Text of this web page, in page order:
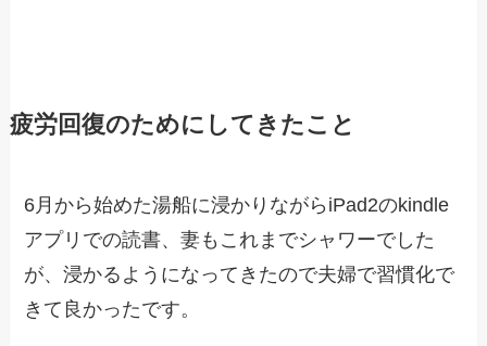
疲労回復のためにしてきたこと
6月から始めた湯船に浸かりながらiPad2のkindle
アプリでの読書、妻もこれまでシャワーでした
が、浸かるようになってきたので夫婦で習慣化で
きて良かったです。